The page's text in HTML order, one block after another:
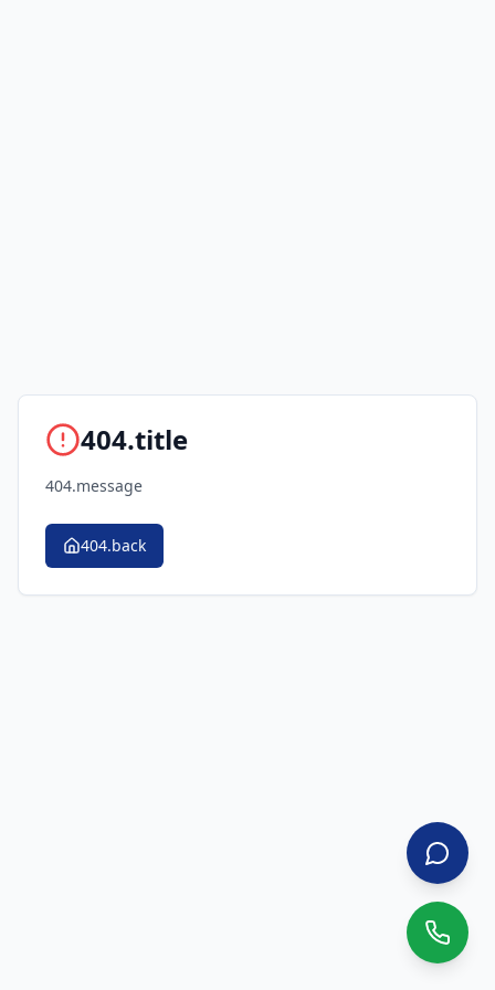
404.title
404.message
404.back